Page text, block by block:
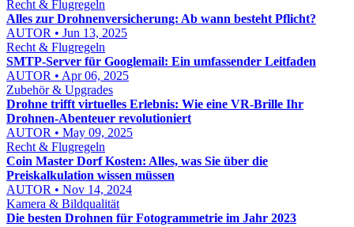
Recht & Flugregeln
Alles zur Drohnenversicherung: Ab wann besteht Pflicht?
AUTOR • Jun 13, 2025
Recht & Flugregeln
SMTP-Server für Googlemail: Ein umfassender Leitfaden
AUTOR • Apr 06, 2025
Zubehör & Upgrades
Drohne trifft virtuelles Erlebnis: Wie eine VR-Brille Ihr
Drohnen-Abenteuer revolutioniert
AUTOR • May 09, 2025
Recht & Flugregeln
Coin Master Dorf Kosten: Alles, was Sie über die
Preiskalkulation wissen müssen
AUTOR • Nov 14, 2024
Kamera & Bildqualität
Die besten Drohnen für Fotogrammetrie im Jahr 2023